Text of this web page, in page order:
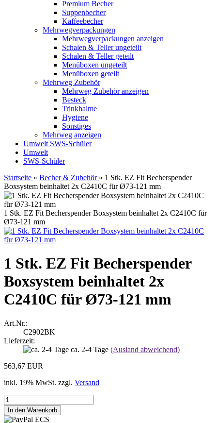
Premium Becher
Suppenbecher
Kaffeebecher
Mehrwegverpackungen
Mehrwegverpackungen anzeigen
Schalen & Teller ungeteilt
Schalen & Teller geteilt
Menüboxen ungeteilt
Menüboxen geteilt
Mehrweg Zubehör
Mehrweg Zubehör anzeigen
Besteck
Trinkhalme
Hygiene
Sonstiges
Mehrweg anzeigen
Umwelt SWS-Schüler
Umwelt
SWS-Schüler
Startseite » Becher & Zubehör » 1 Stk. EZ Fit Becherspender
Boxsystem beinhaltet 2x C2410C für Ø73-121 mm
1 Stk. EZ Fit Becherspender Boxsystem beinhaltet 2x C2410C für
Ø73-121 mm
1 Stk. EZ Fit Becherspender
Boxsystem beinhaltet 2x
C2410C für Ø73-121 mm
Art.Nr.:
C2902BK
Lieferzeit:
ca. 2-4 Tage (Ausland abweichend)
563,67 EUR
inkl. 19% MwSt. zzgl. Versand